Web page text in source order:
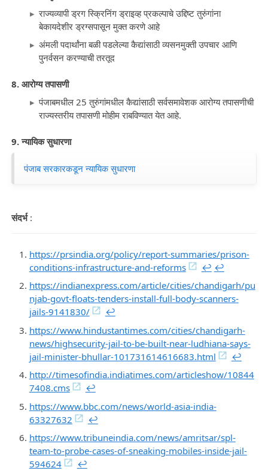
राज्यव्यापी ड्रग स्क्रिनिंग ड्राइव्ह प्रकल्पाचे उद्दिष्ट तुरुंगांना
बेकायदेशीर ड्रग्सपासून मुक्त करणे आहे
अंमली पदार्थांना बळी पडलेल्या कैद्यांसाठी व्यसनमुक्ती उपचार आणि
पुनर्वसन करण्याची तरतूद
8. आरोग्य तपासणी
पंजाबमधील 25 तुरुंगांमधील कैद्यांसाठी सर्वसमावेशक आरोग्य तपासणीची
राज्यस्तरीय तपासणी मोहीम राबविण्यात येत आहे.
9. न्यायिक सुधारणा
पंजाब सरकारकडून न्यायिक सुधारणा
संदर्भ:
https://prsindia.org/policy/report-summaries/prison-
conditions-infrastructure-and-reforms
↩︎ ↩︎
https://indianexpress.com/article/cities/chandigarh/pu
njab-govt-floats-tenders-install-full-body-scanners-
jails-9141830/
↩︎
https://www.hindustantimes.com/cities/chandigarh-
news/highsecurity-jail-to-be-built-near-ludhiana-says-
jail-minister-bhullar-101731614616683.html
↩︎
http://timesofindia.indiatimes.com/articleshow/10844
7408.cms
↩︎
https://www.bbc.com/news/world-asia-india-
63327632
↩︎
https://www.tribuneindia.com/news/amritsar/spl-
team-to-probe-cases-of-sneaking-mobiles-inside-jail-
594624
↩︎